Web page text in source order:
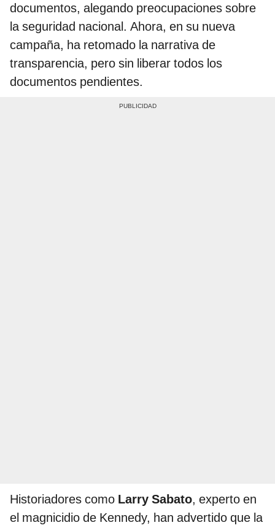
documentos, alegando preocupaciones sobre
la seguridad nacional. Ahora, en su nueva
campaña, ha retomado la narrativa de
transparencia, pero sin liberar todos los
documentos pendientes.
Historiadores como Larry Sabato, experto en
el magnicidio de Kennedy, han advertido que la